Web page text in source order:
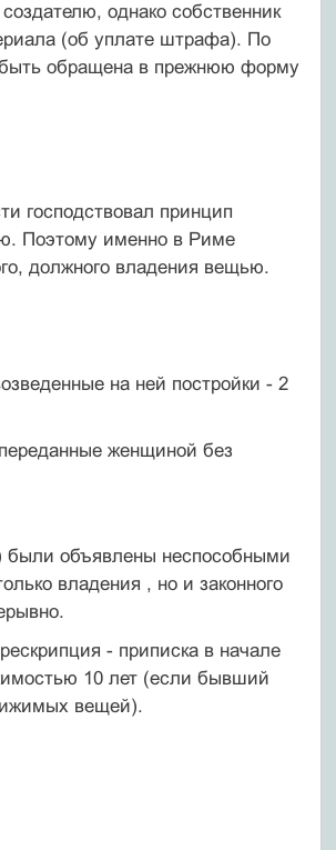
однако собственник
(об уплате штрафа). По
быть обращена в прежнюю форму
господствовал принцип
Поэтому именно в Риме
должного владения вещью.
на ней постройки - 2
женщиной без
были объявлены неспособными
владения , но и законного
- приписка в начале
10 лет (если бывший
вещей).